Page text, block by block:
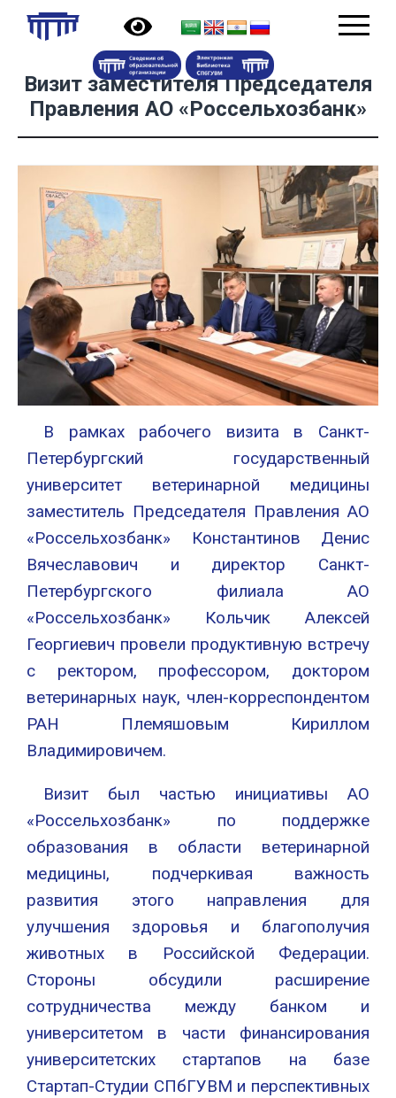
Визит заместителя Председателя
Правления АО «Россельхозбанк»
В рамках рабочего визита в Санкт-
Петербургский государственный
университет ветеринарной медицины
заместитель Председателя Правления АО
«Россельхозбанк» Константинов Денис
Вячеславович и директор Санкт-
Петербургского филиала АО
«Россельхозбанк» Кольчик Алексей
Георгиевич провели продуктивную встречу
с ректором, профессором, доктором
ветеринарных наук, член-корреспондентом
РАН Племяшовым Кириллом
Владимировичем.
Визит был частью инициативы АО
«Россельхозбанк» по поддержке
образования в области ветеринарной
медицины, подчеркивая важность
развития этого направления для
улучшения здоровья и благополучия
животных в Российской Федерации.
Стороны обсудили расширение
сотрудничества между банком и
университетом в части финансирования
университетских стартапов на базе
Стартап-Студии СПбГУВМ и перспективных